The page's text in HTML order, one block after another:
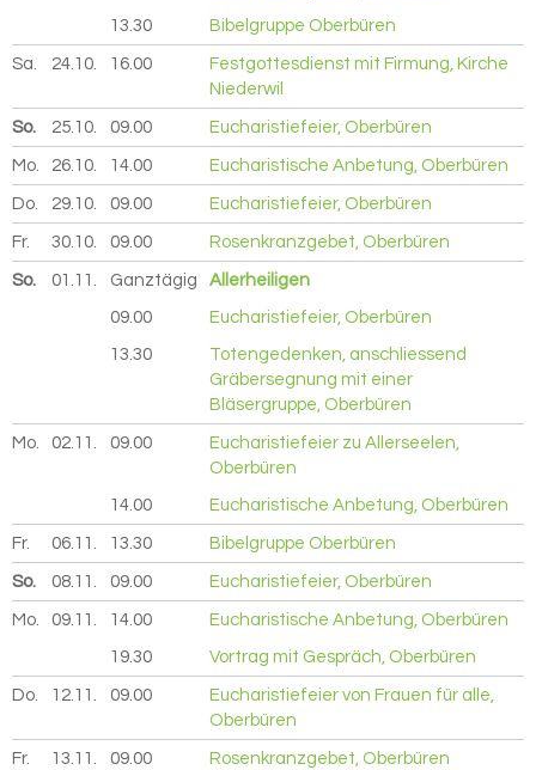
13.30 Bibelgruppe Oberbüren
Sa. 24.10. 2026
16.00
Festgottesdienst mit Firmung, Kirche
Niederwil
So. 25.10. 2026
09.00 Eucharistiefeier, Oberbüren
Mo. 26.10. 2026
14.00 Eucharistische Anbetung, Oberbüren
Do. 29.10. 2026
09.00 Eucharistiefeier, Oberbüren
Fr. 30.10. 2026
09.00 Rosenkranzgebet, Oberbüren
So. 01.11. 2026
Ganztägig Allerheiligen
09.00 Eucharistiefeier, Oberbüren
13.30
Totengedenken, anschliessend
Gräbersegnung mit einer
Bläsergruppe, Oberbüren
Mo. 02.11. 2026
09.00
Eucharistiefeier zu Allerseelen,
Oberbüren
14.00 Eucharistische Anbetung, Oberbüren
Fr. 06.11. 2026
13.30 Bibelgruppe Oberbüren
So. 08.11. 2026
09.00 Eucharistiefeier, Oberbüren
Mo. 09.11. 2026
14.00 Eucharistische Anbetung, Oberbüren
19.30 Vortrag mit Gespräch, Oberbüren
Do. 12.11. 2026
09.00
Eucharistiefeier von Frauen für alle,
Oberbüren
Fr. 13.11. 2026
09.00 Rosenkranzgebet, Oberbüren